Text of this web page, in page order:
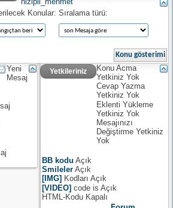
Konular: Sıralama türü:
Yeni
Mesaj
Yetkileriniz
Konu Acma
YetkinizYok
Cevap Yazma
YetkinizYok
Eklenti Yükleme
YetkinizYok
Mesajınızı
Değiştirme Yetkiniz
Yok
BB kodu Açık
Smileler Açık
[IMG] KodlarıAçık
[VIDEO] code isAçık
HTML-Kodu Kapalı